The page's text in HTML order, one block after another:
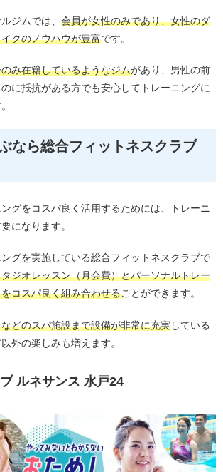
ジムでは、 会員が女性のみであり、女性のダ
クのノウハウが豊富です。
み在籍しているようなジムがあり、男性の前
に抵抗がある方でも安心してトレーニングに
なら総合フィットネスクラブ
グをコスパ良く活用するためには、トレーニ
になります。
グを実施している総合フィットネスクラブで
ジオレッスン（月会費）とパーソナルトレー
コスパ良く組み合わせることができます。
どのスパ施設まで設備が非常に充実している
外の楽しみも増えます。
ルネサンス 水戸24